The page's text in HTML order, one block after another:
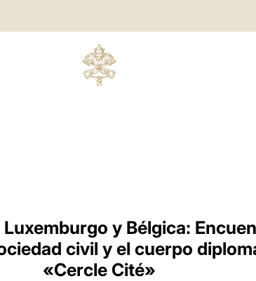
y Bélgica:
civil y el cuerpo
«Cercle Cité»